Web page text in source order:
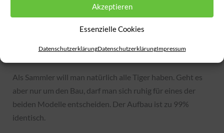
Akzeptieren
Essenzielle Cookies
DatenschutzerklärungDatenschutzerklärungImpressum
Ersatzketten hat. Am Heck befinden sich Rohre, während
Als Sammler will man natürlich alle Tiger haben. Geht es
aber nur um den Bau, darf man sich ruhig für eines der
beiden Modelle entscheiden. Der Aufbau ist zu 99%
identisch.